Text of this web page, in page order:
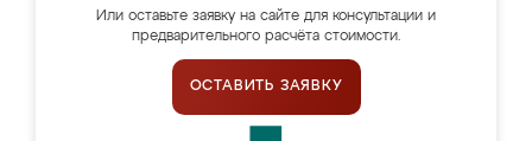
Или оставьте заявку на сайте для консультации и
предварительного расчёта стоимости.
ОСТАВИТЬ ЗАЯВКУ